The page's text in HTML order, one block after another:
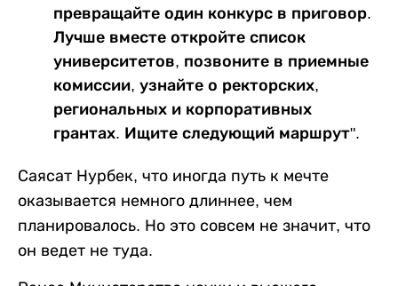
превращайте один конкурс в приговор.
Лучше вместе откройте список
университетов, позвоните в приемные
комиссии, узнайте о ректорских,
региональных и корпоративных
грантах. Ищите следующий маршрут".
Саясат Нурбек, что иногда путь к мечте
оказывается немного длиннее, чем
планировалось. Но это совсем не значит, что
он ведет не туда.